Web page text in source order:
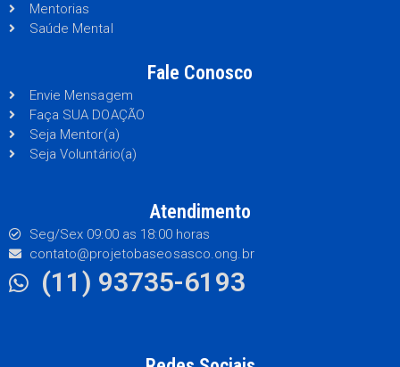
Mentorias
Saúde Mental
Fale Conosco
Envie Mensagem
Faça SUA DOAÇÃO
Seja Mentor(a)
Seja Voluntário(a)
Atendimento
Seg/Sex 09:00 as 18:00 horas
contato@projetobaseosasco.ong.br
(11) 93735-6193